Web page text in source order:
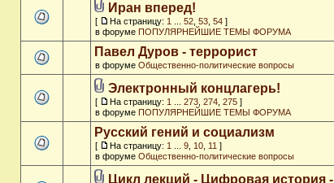
Иран вперед!
[ На страницу: 1 52 53 54 ]
в форуме ПОПУЛЯРНЕЙШИЕ ТЕМЫ ФОРУМА
Павел Дуров - террорист
в форуме Общественно-политические вопросы
Электронный концлагерь!
[ На страницу: 1 273 274 275 ]
в форуме ПОПУЛЯРНЕЙШИЕ ТЕМЫ ФОРУМА
Русский гений и социализм
[ На страницу: 1 9 10 11 ]
в форуме Общественно-политические вопросы
Цикл лекций - Цифровая история -